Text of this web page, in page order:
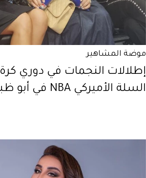
موضة المشاهير
إطلالات النجمات في دوري كرة
السلة الأميركي NBA في أبو ظبي